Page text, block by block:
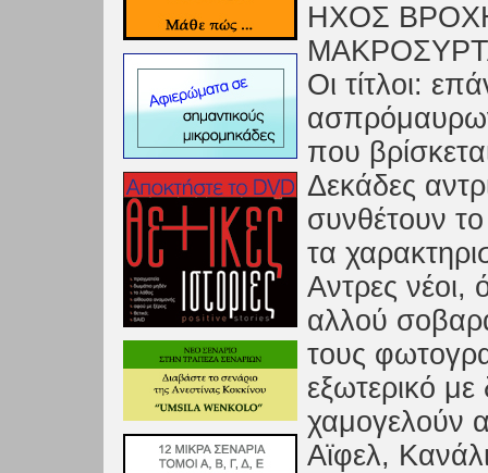
HΧΟΣ
Οι τίτλοι:
που
Δεκάδες
συνθέτουν
τα
Αντρες
αλλού
τους
εξωτερικό
χαμογελούν
Αϊφελ,